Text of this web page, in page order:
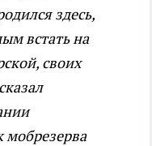
здесь,
встать на
своих
мобрезерва